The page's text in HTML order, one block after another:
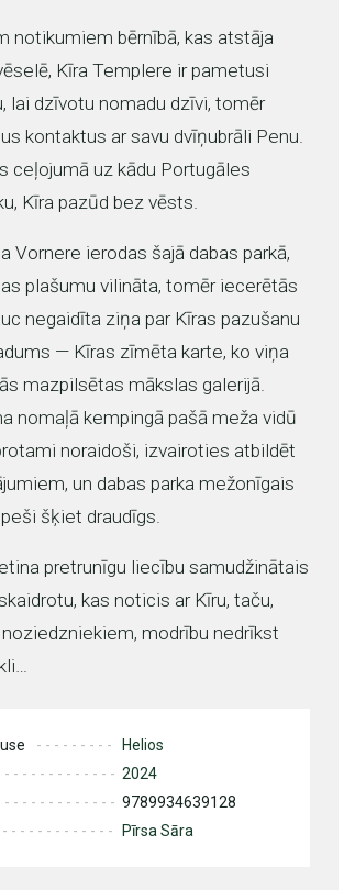
notikumiem bērnībā, kas atstāja
Kīra Templere ir pametusi
lai dzīvotu nomadu dzīvi, tomēr
kontaktus ar savu dvīņubrāli Penu.
ceļojumā uz kādu Portugāles
Kīra pazūd bez vēsts.
Vornere ierodas šajā dabas parkā,
plašumu vilināta, tomēr iecerētās
negaidīta ziņa par Kīras pazušanu
— Kīras zīmēta karte, ko viņa
mazpilsētas mākslas galerijā.
nomaļā kempingā pašā meža vidū
noraidoši, izvairoties atbildēt
un dabas parka mežonīgais
šķiet draudīgs.
pretrunīgu liecību samudžinātais
kas noticis ar Kīru, taču,
modrību nedrīkst
Helios
2024
9789934639128
Pīrsa Sāra